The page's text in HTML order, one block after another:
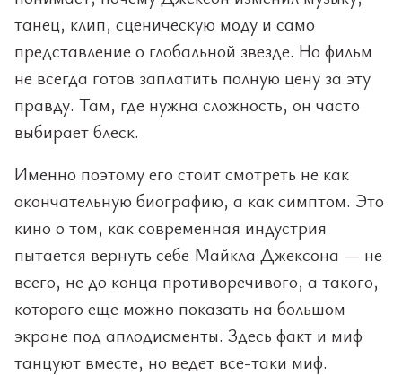
танец, клип, сценическую моду и само
представление о глобальной звезде. Но фильм
не всегда готов заплатить полную цену за эту
правду. Там, где нужна сложность, он часто
выбирает блеск.
Именно поэтому его стоит смотреть не как
окончательную биографию, а как симптом. Это
кино о том, как современная индустрия
пытается вернуть себе Майкла Джексона — не
всего, не до конца противоречивого, а такого,
которого еще можно показать на большом
экране под аплодисменты. Здесь факт и миф
танцуют вместе, но ведет все-таки миф.